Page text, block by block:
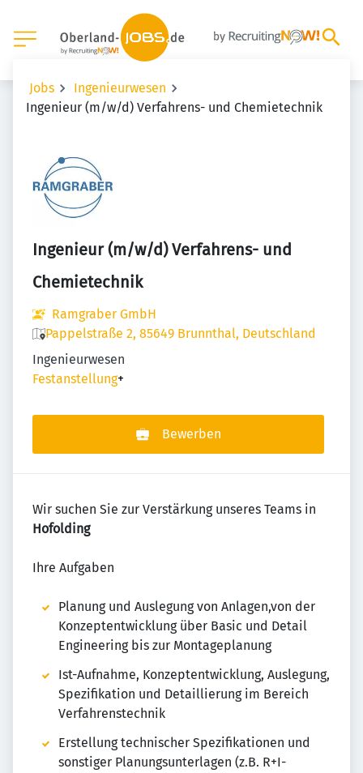
Jobs
Ingenieurwesen
Ingenieur (m/w/d) Verfahrens- und Chemietechnik
Ingenieur (m/w/d) Verfahrens- und
Chemietechnik
Ramgraber GmbH
Pappelstraße 2, 85649 Brunnthal, Deutschland
Ingenieurwesen
Festanstellung+
Bewerben
Wir suchen Sie zur Verstärkung unseres Teams in
Hofolding
Ihre Aufgaben
Planung und Auslegung von Anlagen,von der
Konzeptentwicklung über Basic und Detail
Engineering bis zur Montageplanung
Ist-Aufnahme, Konzeptentwicklung, Auslegung,
Spezifikation und Detaillierung im Bereich
Verfahrenstechnik
Erstellung technischer Spezifikationen und
sonstiger Planungsunterlagen (z.B. R+I-